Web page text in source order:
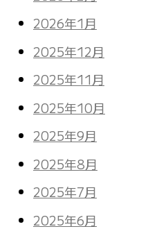
2026年1月
2025年12月
2025年11月
2025年10月
2025年9月
2025年8月
2025年7月
2025年6月